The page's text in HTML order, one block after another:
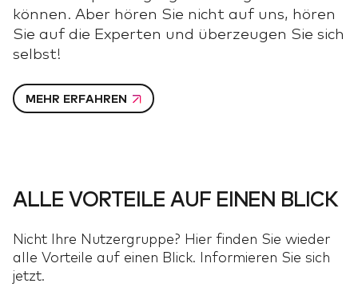
können. Aber hören Sie nicht auf uns, hören
Sie auf die Experten und überzeugen Sie sich
selbst!
MEHR ERFAHREN
ALLE VORTEILE AUF EINEN BLICK
Nicht Ihre Nutzergruppe? Hier finden Sie wieder
alle Vorteile auf einen Blick. Informieren Sie sich
jetzt.